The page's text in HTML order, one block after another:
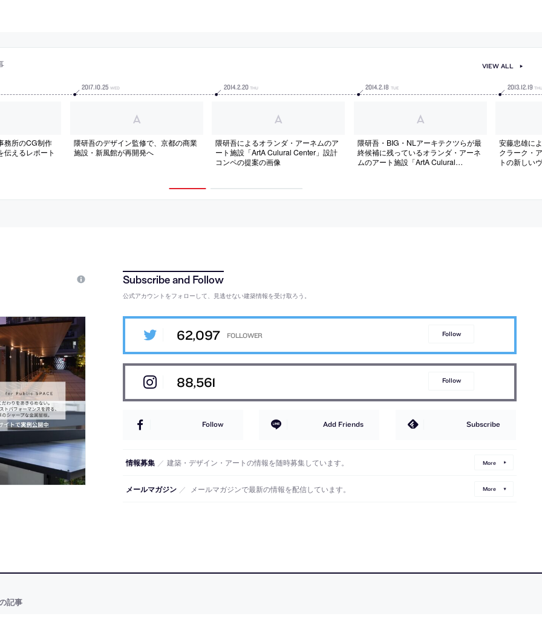
務所のCG制作
伝えるレポート
2017.10.25 WED
隈研吾のデザイン監修で、京都の商業
施設・新風館が再開発へ
2014.2.20 THU
隈研吾によるオランダ・アーネムのア
ート施設「ArtA Culural Center」設計
コンペの提案の画像
2014.2.18 TUE
隈研吾・BIG・NLアーキテクツらが最
終候補に残っているオランダ・アーネ
ムのアート施設「ArtA Culural
2013.12.19
安藤忠雄に
クラーク・
トの新しい
VIEW ALL
公式アカウントをフォローして、見逃せない建築情報を受け取ろう。
62,097 Follow
88,561 Follow
Follow Add Friends Subscribe
情報募集 ／ 建築・デザイン・アートの情報を随時募集しています。 More
メールマガジン ／ メールマガジンで最新の情報を配信しています。 More
記事